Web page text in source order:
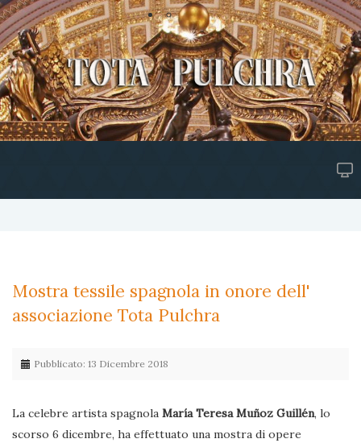
Mostra tessile spagnola in onore dell'
associazione Tota Pulchra
Pubblicato: 13 Dicembre 2018
La celebre artista spagnola María Teresa Muñoz Guillén, lo
scorso 6 dicembre, ha effettuato una mostra di opere